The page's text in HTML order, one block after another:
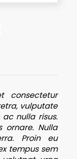
consectetur
vulputate
nulla risus.
ornare. Nulla
Proin eu
tempus sem